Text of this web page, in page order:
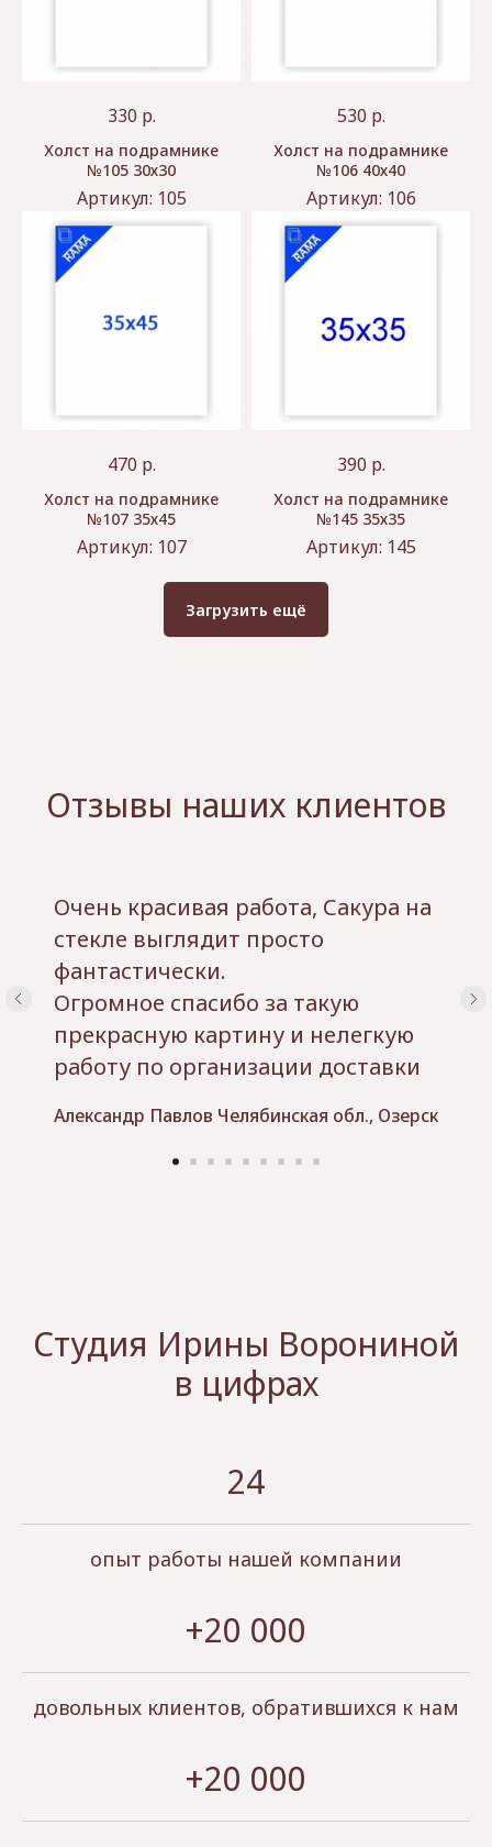
330 р.
Холст на подрамнике
№105 30х30
Артикул: 105
530 р.
Холст на подрамнике
№106 40х40
Артикул: 106
470 р.
Холст на подрамнике
№107 35х45
Артикул: 107
390 р.
Холст на подрамнике
№145 35х35
Артикул: 145
Загрузить ещё
Отзывы наших клиентов
Очень красивая работа, Сакура на
стекле выглядит просто
фантастически.
Огромное спасибо за такую
прекрасную картину и нелегкую
работу по организации доставки
Александр Павлов Челябинская обл., Озерск
Студия Ирины Ворониной
в цифрах
24
опыт работы нашей компании
+20 000
довольных клиентов, обратившихся к нам
+20 000